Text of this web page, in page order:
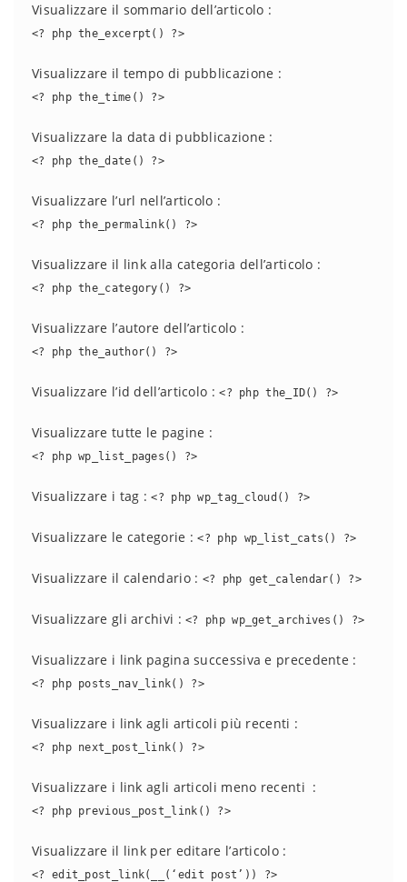
Visualizzare il sommario dell’articolo :
<? php the_excerpt() ?>
Visualizzare il tempo di pubblicazione :
<? php the_time() ?>
Visualizzare la data di pubblicazione :
<? php the_date() ?>
Visualizzare l’url nell’articolo :
<? php the_permalink() ?>
Visualizzare il link alla categoria dell’articolo :
<? php the_category() ?>
Visualizzare l’autore dell’articolo :
<? php the_author() ?>
Visualizzare l’id dell’articolo :<? php the_ID() ?>
Visualizzare tutte le pagine :
<? php wp_list_pages() ?>
Visualizzare i tag :<? php wp_tag_cloud() ?>
Visualizzare le categorie :<? php wp_list_cats() ?>
Visualizzare il calendario : <? php get_calendar() ?>
Visualizzare gli archivi :<? php wp_get_archives() ?>
Visualizzare i link pagina successiva e precedente :
<? php posts_nav_link() ?>
Visualizzare i link agli articoli più recenti :
<? php next_post_link() ?>
Visualizzare i link agli articoli meno recenti :
<? php previous_post_link() ?>
Visualizzare il link per editare l’articolo :
<? edit_post_link(__(‘edit post’)) ?>